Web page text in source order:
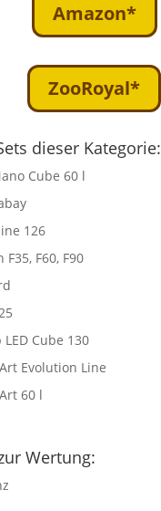
Amazon*
ZooRoyal*
dieser Kategorie:
Cube 60 l
126
F35, F60, F90
Cube 130
Evolution Line
60 l
Wertung: